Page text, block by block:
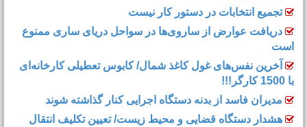
تجمیع انتخابات در دستور کار نیست
دریافت عوارض از ساروی‌ها در سواحل دریای ساری ممنوع
است
آخرین نفس‌های غول کاغذ شمال‌/ ‌کابوس تعطیلی کارخانه‌ای
مدیران فاسد از بدنه دستگاه اجرایی کنار گذاشته شوند
هشدار دستگاه قضایی و محیط زیست/ تعیین تکلیف انتقال